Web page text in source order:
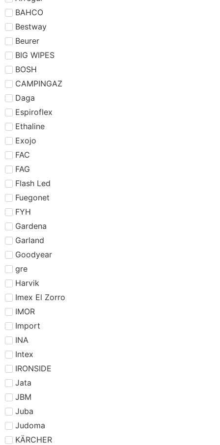
BAHCO
Bestway
Beurer
BIG WIPES
BOSH
CAMPINGAZ
Daga
Espiroflex
Ethaline
Exojo
FAC
FAG
Flash Led
Fuegonet
FYH
Gardena
Garland
Goodyear
gre
Harvik
Imex El Zorro
IMOR
Import
INA
Intex
IRONSIDE
Jata
JBM
Juba
Judoma
KÄRCHER